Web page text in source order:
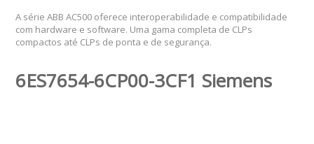
A série ABB AC500 oferece interoperabilidade e compatibilidade
com hardware e software. Uma gama completa de CLPs
compactos até CLPs de ponta e de segurança.
6ES7654-6CP00-3CF1 Siemens